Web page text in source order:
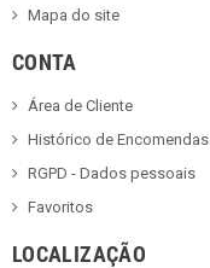
Mapa do site
CONTA
Área de Cliente
Histórico de Encomendas
RGPD - Dados pessoais
Favoritos
LOCALIZAÇÃO